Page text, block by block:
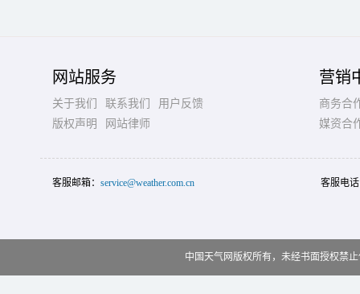
网站服务
关于我们 联系我们
用户反馈
版权声明
网站律师
营销
商务合
媒资合
客服邮箱： service@weather.com.cn 客服电
中国天气网版权所有，未经书面授权